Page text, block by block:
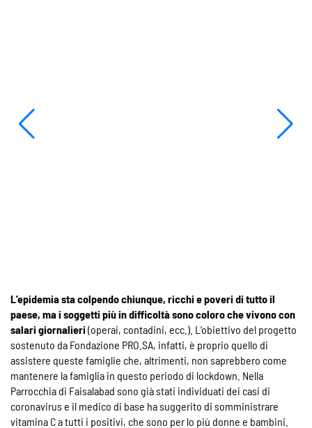
L’epidemia sta colpendo chiunque, ricchi e poveri di tutto il
paese, ma i soggetti più in difficoltà sono coloro che vivono con
salari giornalieri (operai, contadini, ecc.). L’obiettivo del progetto
sostenuto da Fondazione PRO.SA, infatti, è proprio quello di
assistere queste famiglie che, altrimenti, non saprebbero come
mantenere la famiglia in questo periodo di lockdown. Nella
Parrocchia di Faisalabad sono già stati individuati dei casi di
coronavirus e il medico di base ha suggerito di somministrare
vitamina C a tutti i positivi, che sono per lo più donne e bambini.